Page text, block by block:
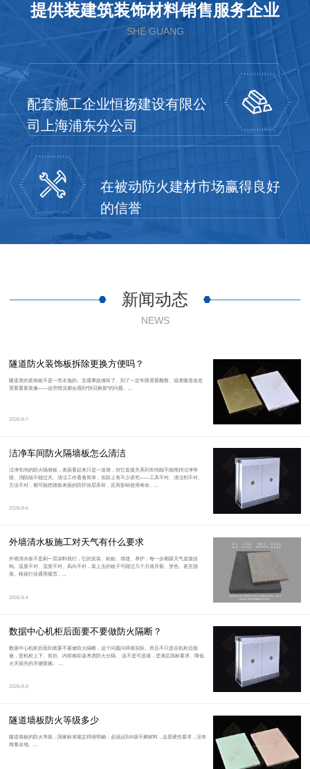
提供装建筑装饰材料销售服务企业
SHE GUANG
配套施工企业恒扬建设有限公
司上海浦东分公司
在被动防火建材市场赢得良好
的信誉
新闻动态
NEWS
隧道防火装饰板拆除更换方便吗？
隧道里的装饰板不是一劳永逸的。交通事故撞坏了、到了一定年限需要翻新、或者隧道改造
需要重新装修——这些情况都会遇到“拆旧换新”的问题。...
2026-8-7
洁净车间防火隔墙板怎么清洁
洁净车间的防火隔墙板，表面看起来只是一道墙，但它直接关系到车间能不能维持洁净等
级、消防能不能过关。清洁工作看着简单，实际上有不少讲究——工具不对、清洁剂不对、
方法不对，都可能把墙板表面的防护涂层弄坏，反而影响使用寿命。...
2026-8-6
外墙清水板施工对天气有什么要求
外墙清水板不是刷一层涂料就行，它的安装、粘贴、填缝、养护，每一步都跟天气直接挂
钩。温度不对、湿度不对、风向不对，装上去的板子可能过几个月就开裂、变色、甚至脱
落。根据行业通用规范，...
2026-8-4
数据中心机柜后面要不要做防火隔断？
数据中心机柜后面到底要不要做防火隔断，这个问题问得很实际。而且不只是在机柜后面
做，是机柜上下、前后、内部都应该考虑防火分隔。 这不是可选项，是满足国标要求、降低
火灾损失的关键措施。 ...
2026-8-3
隧道墙板防火等级多少
隧道墙板的防火等级，国家标准规定得很明确：必须达到A级不燃材料，这是硬性要求，没有
商量余地。...